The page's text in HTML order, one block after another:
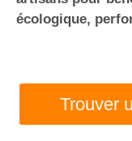
écologique,
Trouver